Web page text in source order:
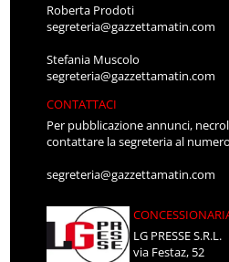
Roberta Prodoti
segreteria@gazzettamatin.com
Stefania Muscolo
segreteria@gazzettamatin.com
CONTATTACI
Per pubblicazione annunci,
contattare la segreteria al
segreteria@gazzettamatin.com
LG PRESSE S.R.L.
via Festaz, 52